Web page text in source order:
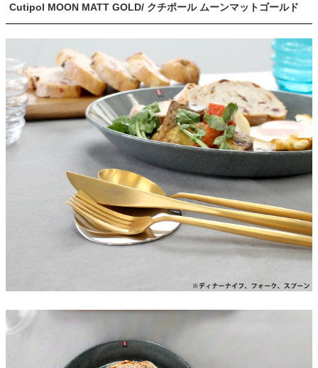
Cutipol MOON MATT GOLD/ クチポール ムーンマットゴールド